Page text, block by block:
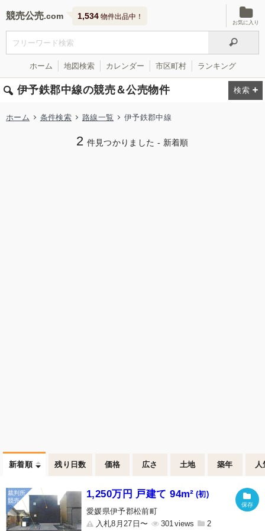
競売公売 1,534 物件出品中！
お気に入り
ホーム 地図検索 カレンダー 市区町村 ランキング
伊予鉄郡中線の競売＆公売物件
ホーム 条件検索 路線一覧 伊予鉄郡中線
2 件見つかりました - 新着順
新着順 残り日数 価格 広さ 土地 築年 人
1,250万円 戸建て 94m² (初)
愛媛県伊予郡松前町
入札8月27日〜
301 2